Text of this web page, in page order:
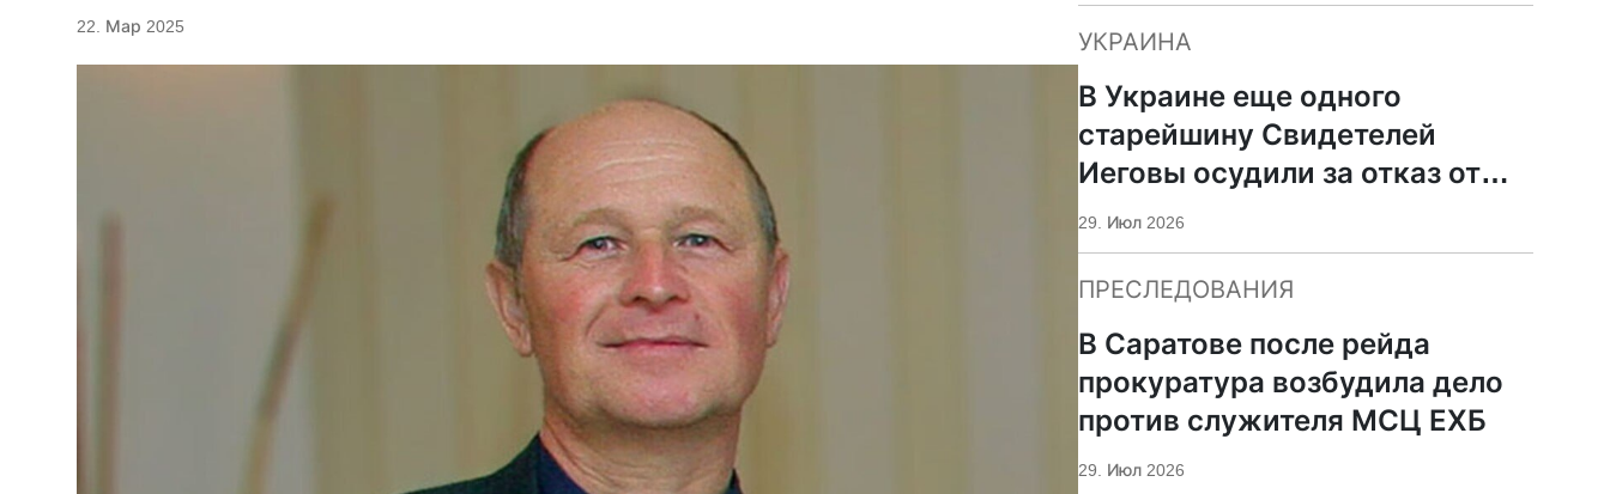
22. Мар 2025
УКРАИНА
В Украине еще одного
старейшину Свидетелей
Иеговы осудили за отказ от
мобилизации
29. Июл 2026
ПРЕСЛЕДОВАНИЯ
В Саратове после рейда
прокуратура возбудила дело
против служителя МСЦ ЕХБ
29. Июл 2026